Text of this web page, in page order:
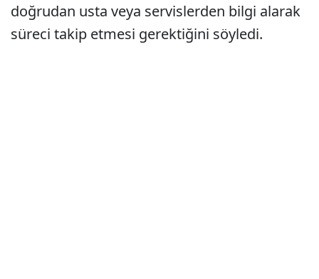
doğrudan usta veya servislerden bilgi alarak
süreci takip etmesi gerektiğini söyledi.